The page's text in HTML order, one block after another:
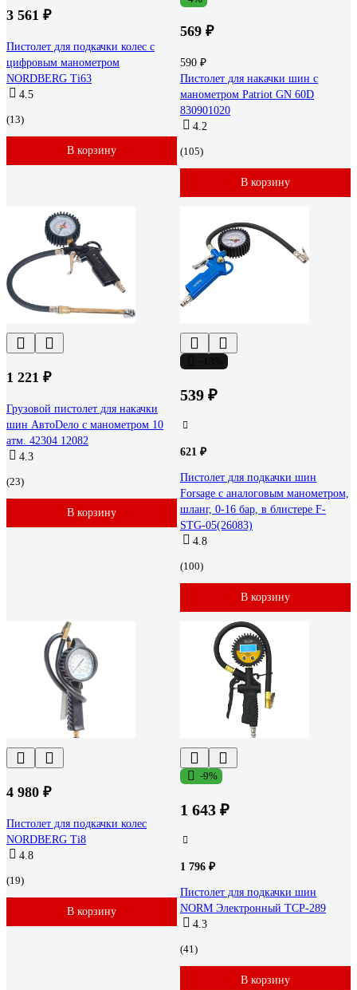
3 561 ₽
Пистолет для подкачки колес с
цифровым манометром
NORDBERG Ti63
4.5
(13)
В корзину
569 ₽
590 ₽
Пистолет для накачки шин с
манометром Patriot GN 60D
830901020
4.2
(105)
В корзину
1 221 ₽
Грузовой пистолет для накачки
шин АвтоDело с манометром 10
атм. 42304 12082
4.3
(23)
В корзину
539 ₽
621 ₽
Пистолет для подкачки шин
Forsage с аналоговым манометром,
шланг, 0-16 бар, в блистере F-
STG-05(26083)
4.8
(100)
В корзину
4 980 ₽
Пистолет для подкачки колес
NORDBERG Ti8
4.8
(19)
В корзину
-9%
1 643 ₽
1 796 ₽
Пистолет для подкачки шин
NORM Электронный TCP-289
4.3
(41)
В корзину